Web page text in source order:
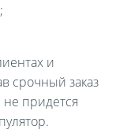
и
срочный заказ
не придется